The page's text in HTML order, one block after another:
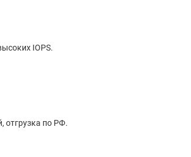
IOPS.
отгрузка по РФ.